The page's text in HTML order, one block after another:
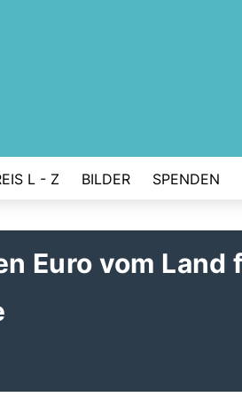
L - Z BILDER SPENDEN
Euro vom Land